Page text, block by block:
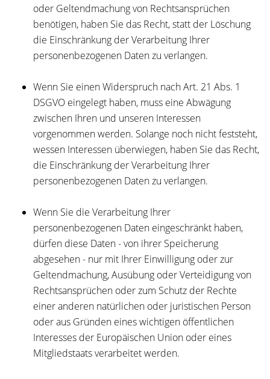
oder Geltendmachung von Rechtsansprüchen
benötigen, haben Sie das Recht, statt der Löschung
die Einschränkung der Verarbeitung Ihrer
personenbezogenen Daten zu verlangen.
Wenn Sie einen Widerspruch nach Art. 21 Abs. 1
DSGVO eingelegt haben, muss eine Abwägung
zwischen Ihren und unseren Interessen
vorgenommen werden. Solange noch nicht feststeht,
wessen Interessen überwiegen, haben Sie das Recht,
die Einschränkung der Verarbeitung Ihrer
personenbezogenen Daten zu verlangen.
Wenn Sie die Verarbeitung Ihrer
personenbezogenen Daten eingeschränkt haben,
dürfen diese Daten - von ihrer Speicherung
abgesehen - nur mit Ihrer Einwilligung oder zur
Geltendmachung, Ausübung oder Verteidigung von
Rechtsansprüchen oder zum Schutz der Rechte
einer anderen natürlichen oder juristischen Person
oder aus Gründen eines wichtigen öffentlichen
Interesses der Europäischen Union oder eines
Mitgliedstaats verarbeitet werden.